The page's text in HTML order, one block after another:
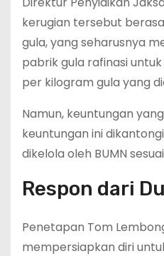
kerugian tersebut
gula, yang seharusnya
pabrik gula rafinasi
per kilogram gula yang
Namun, keuntungan
keuntungan ini
dikelola oleh BUMN
Respon dari
Penetapan Tom
mempersiapkan diri